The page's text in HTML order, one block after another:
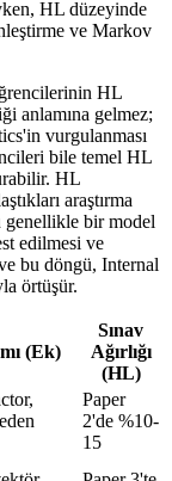
HL düzeyinde
ve Markov
HL
anlamına gelmez;
vurgulanması
bile temel HL
HL
araştırma
genellikle bir model
edilmesi ve
ve bu döngü, Internal
örtüşür.
(Ek)
Sınav
Ağırlığı
(HL)
Paper
2'de %10-
15